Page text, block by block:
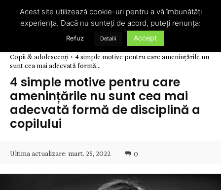
Copii & adolescenți
4 simple motive pentru care amenințările nu
sunt cea mai adecvată formă...
4 simple motive pentru care
amenințările nu sunt cea mai
adecvată formă de disciplină a
copilului
Ultima actualizare: mart. 25, 2022 0
Acest site utilizează cookie-uri pentru a vă îmbunătăți
experiența. Dacă nu sunteți de acord, puteți renunța:
Refuz Detalii Accept